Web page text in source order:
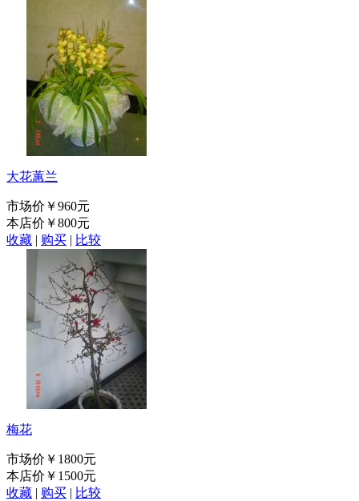
大花蕙兰
市场价 ￥960元
本店价 ￥800元
收藏 | 购买 | 比较
梅花
市场价 ￥1800元
本店价 ￥1500元
收藏 | 购买 | 比较